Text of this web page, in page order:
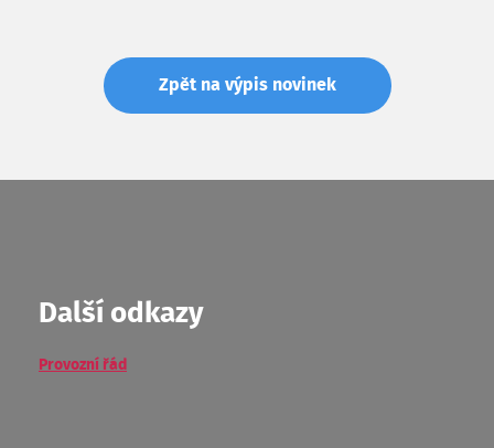
Zpět na výpis novinek
Další odkazy
Provozní řád